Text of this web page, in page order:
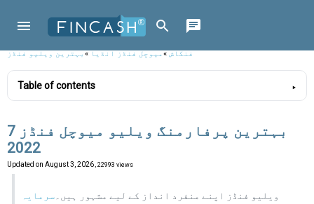
فنکاش»میوچل فنڈز انڈیا»بہترین ویلیو فنڈز
Table of contents
7 بہترین پرفارمنگ ویلیو میوچل فنڈز
2022
Updated on August 3, 2026 , 22993 views
ویلیو فنڈز اپنے منفرد انداز کے لیے مشہور ہیں۔سرمایہ